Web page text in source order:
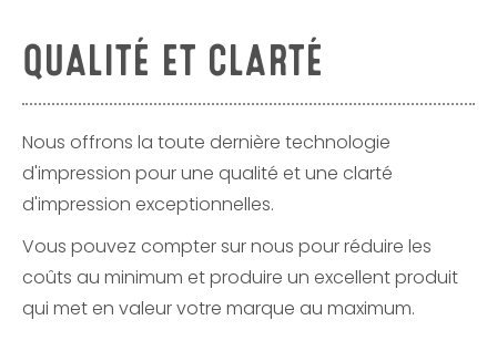
QUALITÉ ET CLARTÉ
Nous offrons la toute dernière technologie
d'impression pour une qualité et une clarté
d'impression exceptionnelles.
Vous pouvez compter sur nous pour réduire les
coûts au minimum et produire un excellent produit
qui met en valeur votre marque au maximum.